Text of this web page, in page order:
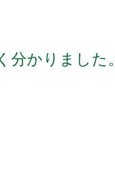
かりました。